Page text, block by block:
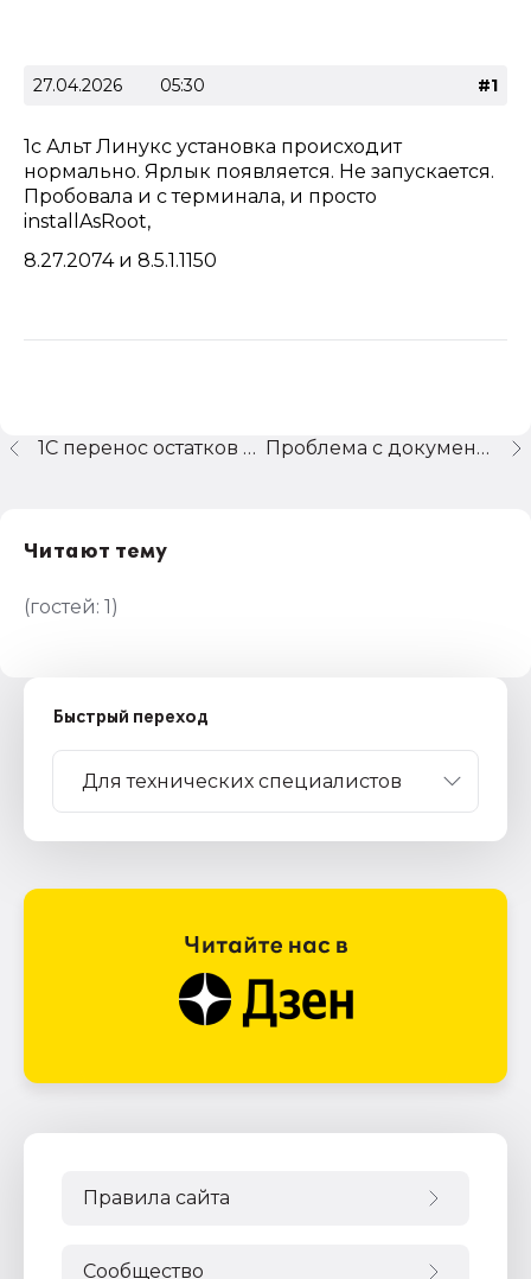
27.04.2026 05:30 #1
1c Альт Линукс установка происходит
нормально. Ярлык появляется. Не запускается.
Пробовала и с терминала, и просто
installAsRoot,
8.27.2074 и 8.5.1.1150
Проблема с документами при оформлении авансовых счетов-фактур
1С перенос остатков по счету 19.10 в 8ку из 7.7
Читают тему
(гостей: 1)
Быстрый переход
Правила сайта
Сообщество